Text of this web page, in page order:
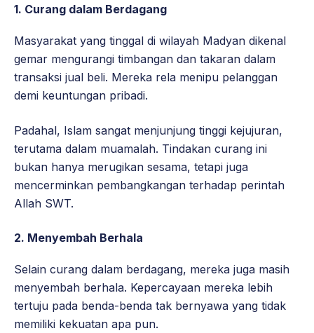
1. Curang dalam Berdagang
Masyarakat yang tinggal di wilayah Madyan dikenal
gemar mengurangi timbangan dan takaran dalam
transaksi jual beli. Mereka rela menipu pelanggan
demi keuntungan pribadi.
Padahal, Islam sangat menjunjung tinggi kejujuran,
terutama dalam muamalah. Tindakan curang ini
bukan hanya merugikan sesama, tetapi juga
mencerminkan pembangkangan terhadap perintah
Allah SWT.
2. Menyembah Berhala
Selain curang dalam berdagang, mereka juga masih
menyembah berhala. Kepercayaan mereka lebih
tertuju pada benda-benda tak bernyawa yang tidak
memiliki kekuatan apa pun.